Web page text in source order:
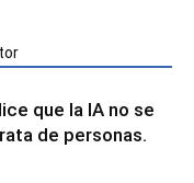
que la IA no se
de personas.